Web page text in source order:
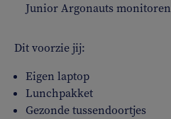
Junior Argonauts monitoren
Dit voorzie jij:
Eigen laptop
Lunchpakket
Gezonde tussendoortjes